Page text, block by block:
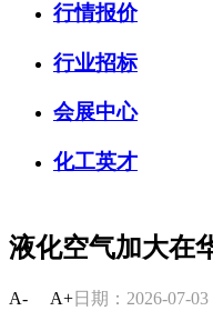
行情报价
行业招标
会展中心
化工英才
液化空气加大在
A- A+日期：2026-07-03